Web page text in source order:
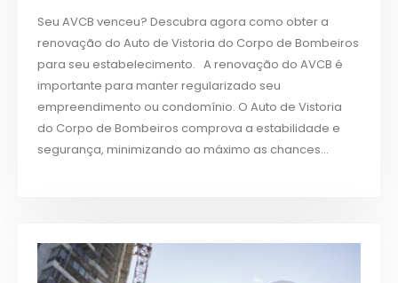
Seu AVCB venceu? Descubra agora como obter a
renovação do Auto de Vistoria do Corpo de Bombeiros
para seu estabelecimento. A renovação do AVCB é
importante para manter regularizado seu
empreendimento ou condomínio. O Auto de Vistoria
do Corpo de Bombeiros comprova a estabilidade e
segurança, minimizando ao máximo as chances...